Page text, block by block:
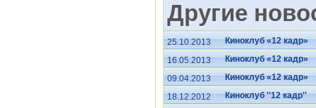
Другие
25.10.2013
Киноклуб «12 кадр»
16.05.2013
Киноклуб «12 кадр»
09.04.2013
Киноклуб «12 кадр»
18.12.2012
Киноклуб ''12 кадр''